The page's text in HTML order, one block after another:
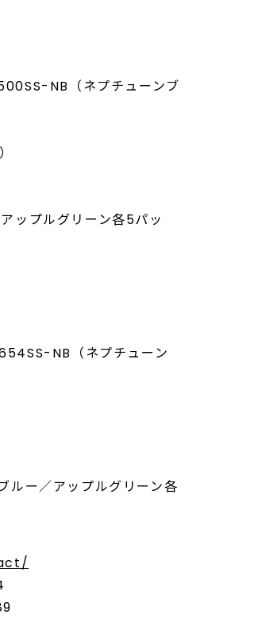
NB（ネプチューンブ
ップルグリーン各5パッ
NB（ネプチューン
ルー／アップルグリーン各